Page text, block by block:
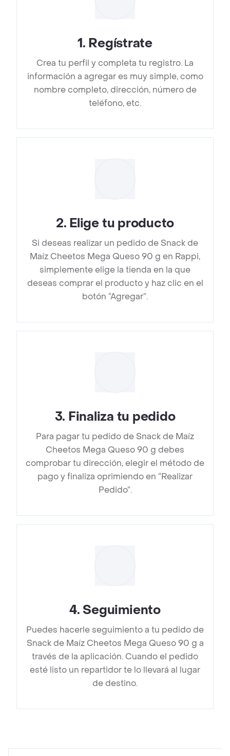
1. Regístrate
Crea tu perfil y completa tu registro. La
información a agregar es muy simple, como
nombre completo, dirección, número de
teléfono, etc.
2. Elige tu producto
Si deseas realizar un pedido de Snack de
Maíz Cheetos Mega Queso 90 g en Rappi,
simplemente elige la tienda en la que
deseas comprar el producto y haz clic en el
botón “Agregar”.
3. Finaliza tu pedido
Para pagar tu pedido de Snack de Maíz
Cheetos Mega Queso 90 g debes
comprobar tu dirección, elegir el método de
pago y finaliza oprimiendo en “Realizar
Pedido”.
4. Seguimiento
Puedes hacerle seguimiento a tu pedido de
Snack de Maíz Cheetos Mega Queso 90 g a
través de la aplicación. Cuando el pedido
esté listo un repartidor te lo llevará al lugar
de destino.